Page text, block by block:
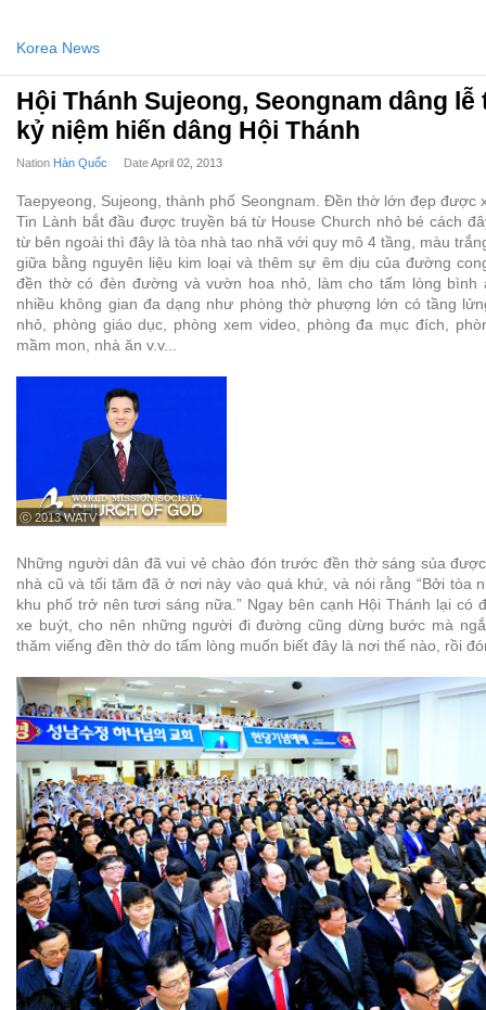
Korea News
Hội Thánh Sujeong, Seongnam dâng
kỷ niệm hiến dâng Hội Thánh
Nation Hàn Quốc DateApril 02, 2013
Taepyeong, Sujeong, thành phố Seongnam. Đền thờ lớn đẹp được
Tin Lành bắt đầu được truyền bá từ House Church nhỏ bé cách
từ bên ngoài thì đây là tòa nhà tao nhã với quy mô 4 tầng, màu
giữa bằng nguyên liệu kim loại và thêm sự êm dịu của đường
đền thờ có đèn đường và vườn hoa nhỏ, làm cho tấm lòng bình
nhiều không gian đa dạng như phòng thờ phượng lớn có tầng
nhỏ, phòng giáo dục, phòng xem video, phòng đa mục đích,
mầm mon, nhà ăn v.v...
ⓒ 2013 WATV
Những người dân đã vui vẻ chào đón trước đền thờ sáng sủa
nhà cũ và tối tăm đã ở nơi này vào quá khứ, và nói rằng “Bởi tòa
khu phố trở nên tươi sáng nữa.” Ngay bên cạnh Hội Thánh lại có
xe buýt, cho nên những người đi đường cũng dừng bước mà
thăm viếng đền thờ do tấm lòng muốn biết đây là nơi thế nào, rồi